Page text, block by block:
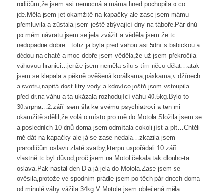
rodičům,že jsem asi nemocná a máma hned pochopila o co
jde.Měla jsem jet okamžitě na kapačky ale zase jsem mámu
přemluvila a zůstala jsem ještě zbývající dny na táboře.Pár dnů
po mém návratu jsem se jela zvážit a věděla jsem že to
nedopadne dobře…totiž já byla před váhou asi 5dní s babičkou a
dědou na chatě a moc dobře jsem věděla,že už jsem překročila
váhovou hranici…jenže jsem neměla sílu s tím něco dělat…atak
jsem se klepala a pěkně ověšená korálkama,páskama,v džínech
a svetru,napitá dost litry vody a kdovíco ještě jsem vstoupila
před dr.na váhu a ta ukázala rozhodující váhu-40.5kg.Bylo to
30.srpna…2.září jsem šla ke svému psychiatrovi a ten mi
okamžitě sdělil,že volá o místo pro mě do Motola.Složila jsem se
a posledních 10 dnů doma jsem odmítala cokoli jíst a pít…Chtěli
mě dát na kapačky ale já se zase nedala…zkazila jsem
prarodičům oslavu zlaté svatby,kterpu uspořádali 10.září…
vlastně to byl důvod,proč jsem na Motol čekala tak dlouho-ta
oslava.Pak nastal den D a já jela do Motola.Zase jsem se
ověsila,protože ve spodním prádle jsem po těch pár dnech doma
od minulé váhy vážila 34kg.V Motole jsem oblečená měla